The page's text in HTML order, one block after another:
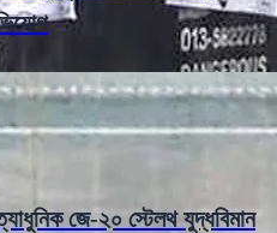
জে-২০ স্টেলথ যুদ্ধবিমান